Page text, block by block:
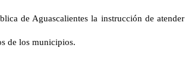
de Aguascalientes la instrucción de atender
de los municipios.